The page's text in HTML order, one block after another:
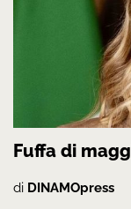
Fuffa di
di DINAMOpress